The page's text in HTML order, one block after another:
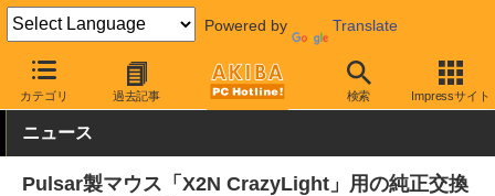
Powered by Translate
カテゴリ 過去記事 検索 Impressサイト
AKIBA PC Hotline! PC周辺機器 マウス マウス関連アクセサリ
ニュース
Pulsar製マウス「X2N CrazyLight」用の純正交換